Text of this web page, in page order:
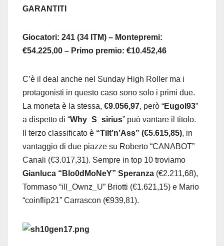
GARANTITI
Giocatori: 241 (34 ITM) – Montepremi:
€54.225,00 – Primo premio: €10.452,46
C’è il deal anche nel Sunday High Roller ma i
protagonisti in questo caso sono solo i primi due.
La moneta è la stessa, €9.056,97, però “Eugol93”
a dispetto di “Why_S_sirius” può vantare il titolo.
Il terzo classificato è “Tilt’n’Ass” (€5.615,85), in
vantaggio di due piazze su Roberto “CANABOT”
Canali (€3.017,31). Sempre in top 10 troviamo
Gianluca “Blo0dMoNeY” Speranza (€2.211,68),
Tommaso “ill_Ownz_U” Briotti (€1.621,15) e Mario
“coinflip21” Carrascon (€939,81).